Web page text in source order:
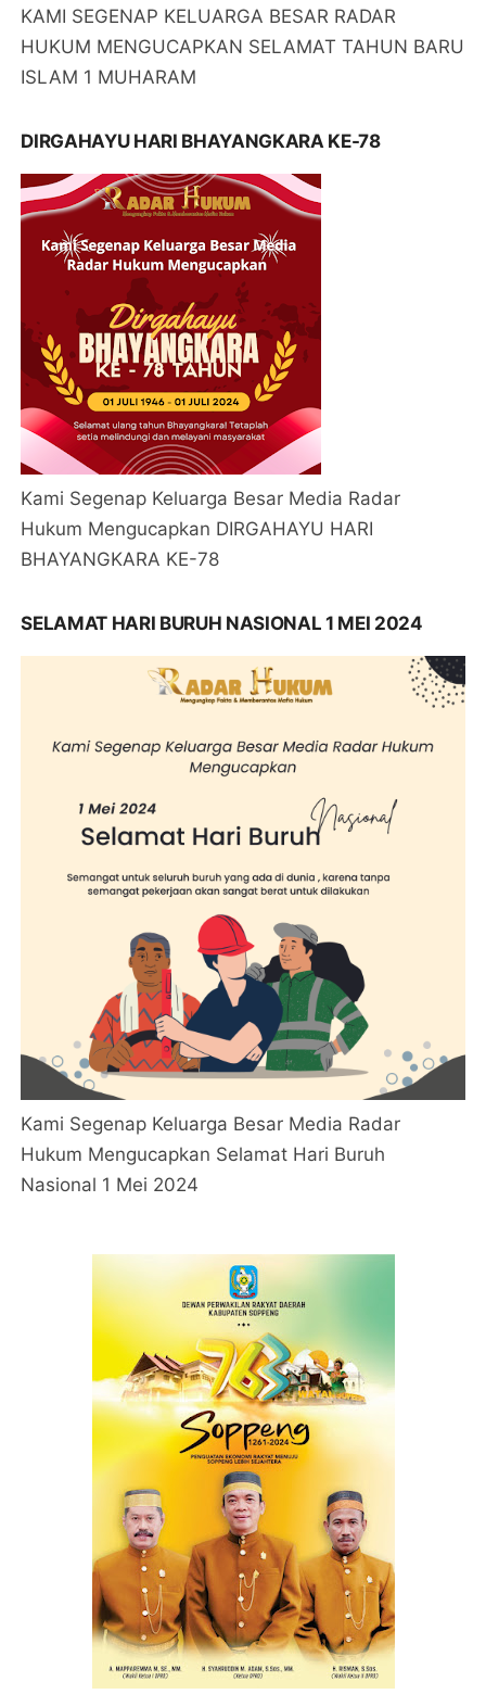
KAMI SEGENAP KELUARGA BESAR RADAR
HUKUM MENGUCAPKAN SELAMAT TAHUN BARU
ISLAM 1 MUHARAM
DIRGAHAYU HARI BHAYANGKARA KE-78
Kami Segenap Keluarga Besar Media Radar
Hukum Mengucapkan DIRGAHAYU HARI
BHAYANGKARA KE-78
SELAMAT HARI BURUH NASIONAL 1 MEI 2024
Kami Segenap Keluarga Besar Media Radar
Hukum Mengucapkan Selamat Hari Buruh
Nasional 1 Mei 2024